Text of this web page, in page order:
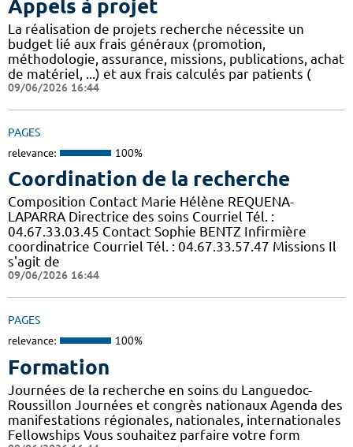
Appels à projet
La réalisation de projets recherche nécessite un
budget lié aux frais généraux (promotion,
méthodologie, assurance, missions, publications, achat
de matériel, ...) et aux frais calculés par patients (
09/06/2026 16:44
PAGES
relevance: 100%
Coordination de la recherche
Composition Contact Marie Hélène REQUENA-
LAPARRA Directrice des soins Courriel Tél. :
04.67.33.03.45 Contact Sophie BENTZ Infirmière
coordinatrice Courriel Tél. : 04.67.33.57.47 Missions Il
s'agit de
09/06/2026 16:44
PAGES
relevance: 100%
Formation
Journées de la recherche en soins du Languedoc-
Roussillon Journées et congrès nationaux Agenda des
manifestations régionales, nationales, internationales
Fellowships Vous souhaitez parfaire votre form